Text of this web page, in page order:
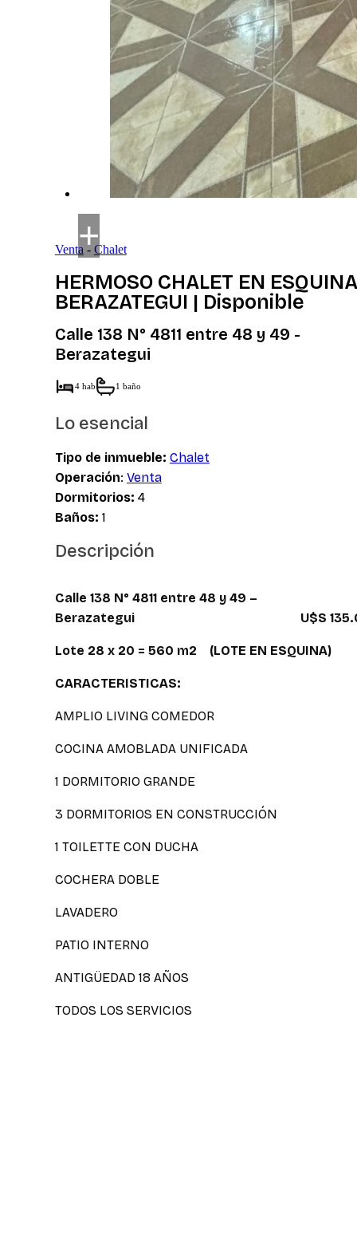
Venta - Chalet
HERMOSO CHALET EN
BERAZATEGUI | Disponible
Calle 138 N° 4811 entre 48 y 49 -
Berazategui
4 hab 1 baño
Lo esencial
Tipo de inmueble: Chalet
Operación: Venta
Dormitorios: 4
Baños: 1
Descripción
Calle 138 N° 4811 entre 48 y 49 –
Berazategui U$S
Lote 28 x 20 = 560 m2 (LOTE EN ESQUINA)
CARACTERISTICAS:
AMPLIO LIVING COMEDOR
COCINA AMOBLADA UNIFICADA
1 DORMITORIO GRANDE
3 DORMITORIOS EN CONSTRUCCIÓN
1 TOILETTE CON DUCHA
COCHERA DOBLE
LAVADERO
PATIO INTERNO
ANTIGÜEDAD 18 AÑOS
TODOS LOS SERVICIOS